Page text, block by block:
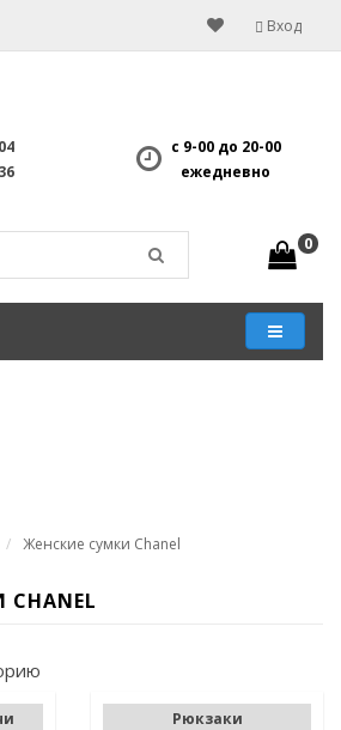
Вход
с 9-00 до 20-00
ежедневно
0
Женские сумки Chanel
Рюкзаки